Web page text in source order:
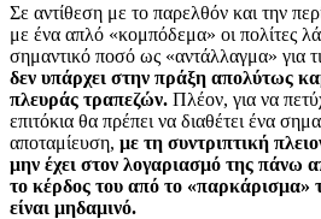
Σε αντίθεση με το παρελθόν και την
με ένα απλό «κομπόδεμα» οι πολίτες
σημαντικό ποσό ως «αντάλλαγμα» για
δεν υπάρχει στην πράξη απολύτως
πλευράς τραπεζών. Πλέον, για να
επιτόκια θα πρέπει να διαθέτει ένα
αποταμίευση, με τη συντριπτική
μην έχει στον λογαριασμό της πάνω
το κέρδος του από το «παρκάρισμα»
είναι μηδαμινό.